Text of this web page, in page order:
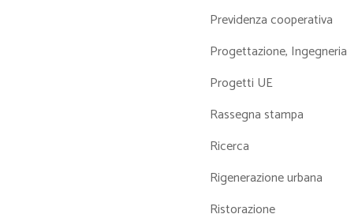
Previdenza cooperativa
Progettazione, Ingegneria
Progetti UE
Rassegna stampa
Ricerca
Rigenerazione urbana
Ristorazione